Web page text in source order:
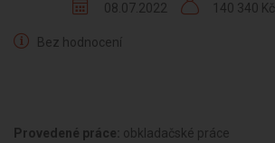
08.07.2022 140 340 Kč
Bez hodnocení
Provedené práce: obkladačské práce